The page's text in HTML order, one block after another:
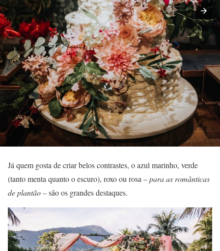
Já quem gosta de criar belos contrastes, o azul marinho, verde
(tanto menta quanto o escuro), roxo ou rosa –para as românticas
de plantão –são os grandes destaques.